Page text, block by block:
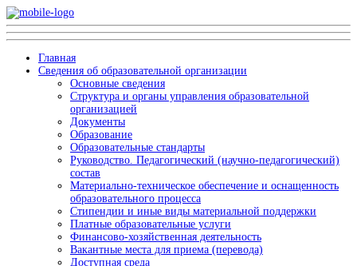
Главная
Сведения об образовательной организации
Основные сведения
Структура и органы управления образовательной
организацией
Документы
Образование
Образовательные стандарты
Руководство. Педагогический (научно-педагогический)
состав
Материально-техническое обеспечение и оснащенность
образовательного процесса
Стипендии и иные виды материальной поддержки
Платные образовательные услуги
Финансово-хозяйственная деятельность
Вакантные места для приема (перевода)
Доступная среда